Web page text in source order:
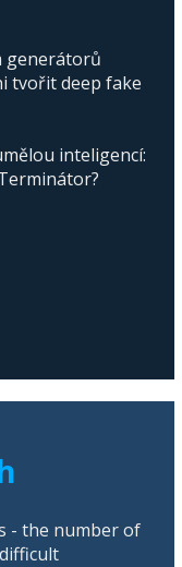
generátorů
tvořit deep fake
inteligencí:
- the number of